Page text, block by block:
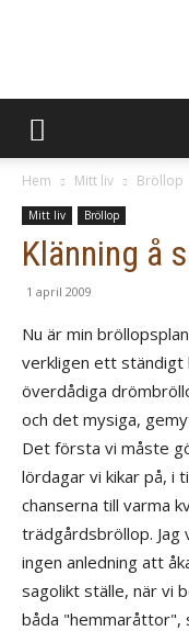
Hem Mitt liv Bröllop
Mitt liv Bröllop
Klänning å
1 april 2009
Nu är min
verkligen ett ständigt
överdådiga
och det mysiga,
Det första vi måste
lördagar vi kikar på, i
chanserna till varma
trädgårdsbröllop. Jag
ingen anledning att
sagolikt ställe, när vi
båda "hemmaråttor",